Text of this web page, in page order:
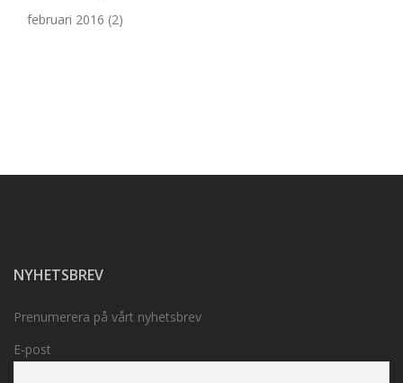
februari 2016 (2)
NYHETSBREV
Prenumerera på vårt nyhetsbrev
E-post